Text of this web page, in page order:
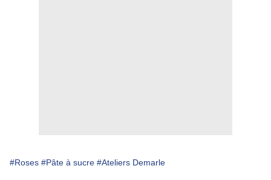
#Roses #Pâte à sucre #Ateliers Demarle